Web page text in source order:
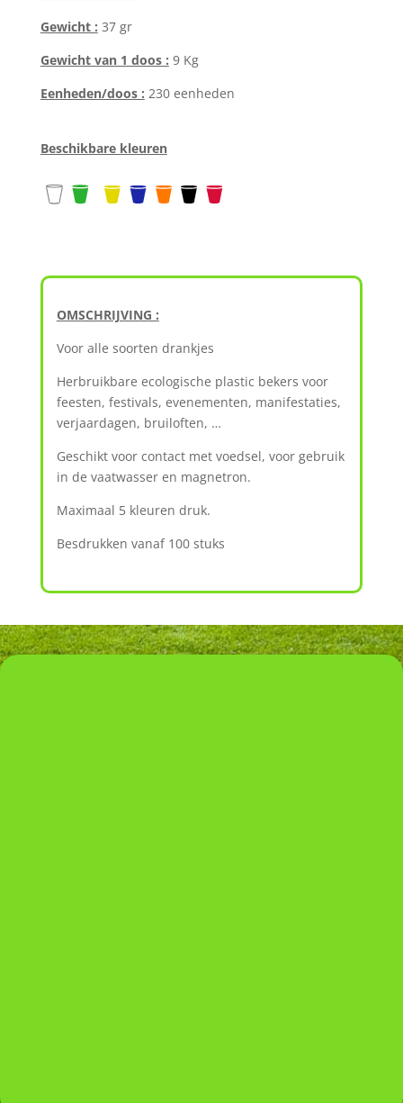
Gewicht : 37 gr
Gewicht van 1 doos : 9 Kg
Eenheden/doos : 230 eenheden
Beschikbare kleuren
OMSCHRIJVING :
Voor alle soorten drankjes
Herbruikbare ecologische plastic bekers voor
feesten, festivals, evenementen, manifestaties,
verjaardagen, bruiloften, …
Geschikt voor contact met voedsel, voor gebruik
in de vaatwasser en magnetron.
Maximaal 5 kleuren druk.
Besdrukken vanaf 100 stuks